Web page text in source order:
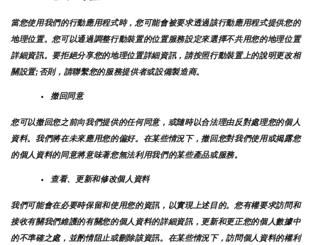
當您使用我們的行動應用程式時，您可能會被要求透過該行動應用程式提供您的
地理位置。您可以通過調整行動裝置的位置服務設定來選擇不共用您的地理位置
詳細資訊。要拒絕分享您的地理位置詳細資訊，請按照行動裝置上的說明更改相
關設置;否則，請聯繫您的服務提供者或設備製造商。
撤回同意
您可以撤回您之前向我們提供的任何同意，或隨時以合法理由反對處理您的個人
資料。我們將在未來應用您的偏好。在某些情況下，撤回您對我們使用或揭露您
的個人資料的同意將意味著您無法利用我們的某些產品或服務。
查看、更新和修改個人資料
我們可能會在必要時保留和使用您的資訊，以實現上述目的。您有權要求訪問和
接收有關我們維護的有關您的個人資料的詳細資訊，更新和更正您的個人數據中
的不準確之處，並酌情阻止或刪除該資訊。在某些情況下，訪問個人資料的權利